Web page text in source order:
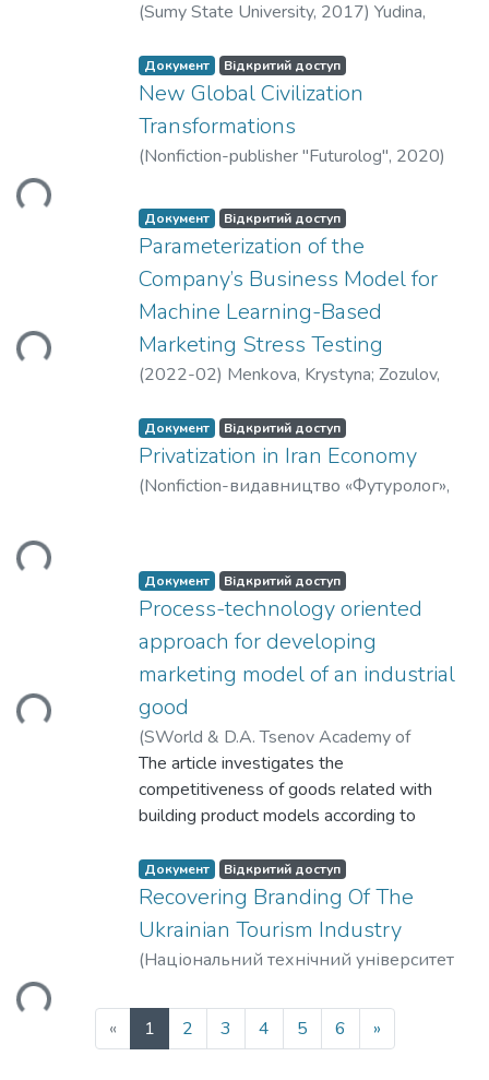
(Sumy State University, 2017) Yudina,
Документ Відкритий доступ
New Global Civilization
Transformations
(Nonfiction-publisher "Futurolog", 2020)
Документ Відкритий доступ
Parameterization of the
Company’s Business Model for
Machine Learning-Based
Marketing Stress Testing
(2022-02) Menkova, Krystyna; Zozulov,
Документ Відкритий доступ
Privatization in Iran Economy
(Nonfiction-видавництво «Футуролог»,
Документ Відкритий доступ
Process-technology oriented
approach for developing
marketing model of an industrial
good
(SWorld & D.A. Tsenov Academy of
Economics ,2025)Zozulov, O. V.
O.;Gavrysh, I. O.
The article investigates the
competitiveness of goods related with
building product models according to
approaches. In the article it is determined
that widely used marketing models of
product (model of three levels and five
levels) do not meet for all the complexity of
consumer behavior, because they do not
meeting the needs within a particular
consumer consumption technology. The
Документ Відкритий доступ
Recovering Branding Of The
Ukrainian Tourism Industry
(Національний технічний університет
2023)Yudina Nataliya Volodymyrivna
« 1(current)
2 3 4 5 6 »